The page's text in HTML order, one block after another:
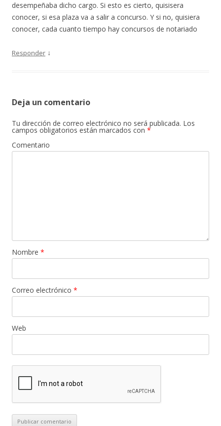
desempeñaba dicho cargo. Si esto es cierto, quisisera
conocer, si esa plaza va a salir a concurso. Y si no, quisiera
conocer, cada cuanto tiempo hay concursos de notariado
Responder ↓
Deja un comentario
Tu dirección de correo electrónico no será publicada. Los
campos obligatorios están marcados con *
Comentario
Nombre *
Correo electrónico *
Web